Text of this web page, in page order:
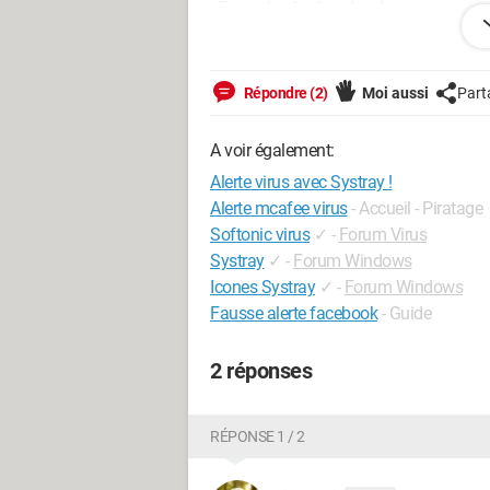
_Convertit les lettre du clavier en
Si un virus similaire a été sur votre
Répondre (2) Moi aussi
A voir également:
Alerte virus avec Systray !
Alerte mcafee virus- Accueil - Piratage
Softonic virus ✓ - Forum Virus
Systray ✓ - Forum Windows
Icones Systray ✓ - Forum Windows
Fausse alerte facebook - Guide
2 réponses
RÉPONSE 1 / 2